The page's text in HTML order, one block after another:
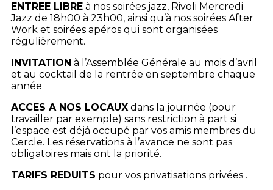
ENTREE LIBRE à nos soirées jazz, Rivoli Mercredi
Jazz de 18h00 à 23h00, ainsi qu’à nos soirées After
Work et soirées apéros qui sont organisées
régulièrement.
INVITATION à l’Assemblée Générale au mois d’avril
et au cocktail de la rentrée en septembre chaque
année
ACCES A NOS LOCAUX dans la journée (pour
travailler par exemple) sans restriction à part si
l’espace est déjà occupé par vos amis membres du
Cercle. Les réservations à l’avance ne sont pas
obligatoires mais ont la priorité.
TARIFS REDUITS pour vos privatisations privées .